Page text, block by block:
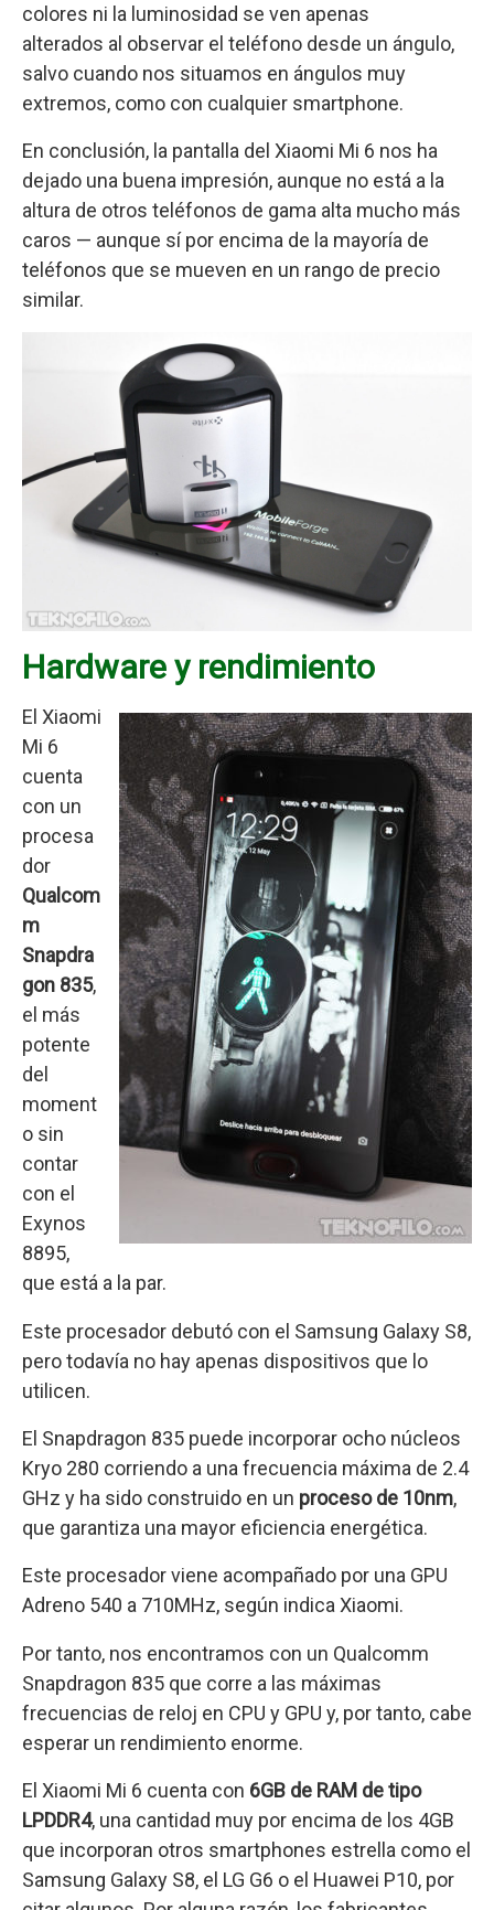
colores ni la luminosidad se ven apenas
alterados al observar el teléfono desde un ángulo,
salvo cuando nos situamos en ángulos muy
extremos, como con cualquier smartphone.
En conclusión, la pantalla del Xiaomi Mi 6 nos ha
dejado una buena impresión, aunque no está a la
altura de otros teléfonos de gama alta mucho más
caros — aunque sí por encima de la mayoría de
teléfonos que se mueven en un rango de precio
similar.
Hardware y rendimiento
El Xiaomi
Mi 6
cuenta
con un
procesa
dor
Qualcom
m
Snapdra
gon 835,
el más
potente
del
moment
o sin
contar
con el
Exynos
8895,
que está a la par.
Este procesador debutó con el Samsung Galaxy S8,
pero todavía no hay apenas dispositivos que lo
utilicen.
El Snapdragon 835 puede incorporar ocho núcleos
Kryo 280 corriendo a una frecuencia máxima de 2.4
GHz y ha sido construido en un proceso de 10nm,
que garantiza una mayor eficiencia energética.
Este procesador viene acompañado por una GPU
Adreno 540 a 710MHz, según indica Xiaomi.
Por tanto, nos encontramos con un Qualcomm
Snapdragon 835 que corre a las máximas
frecuencias de reloj en CPU y GPU y, por tanto, cabe
esperar un rendimiento enorme.
El Xiaomi Mi 6 cuenta con 6GB de RAM de tipo
LPDDR4, una cantidad muy por encima de los 4GB
que incorporan otros smartphones estrella como el
Samsung Galaxy S8, el LG G6 o el Huawei P10, por